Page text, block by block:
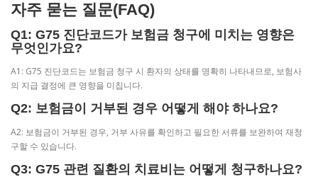
자주 묻는 질문(FAQ)
Q1: G75 진단코드가 보험금 청구에 미치는 영향은
무엇인가요?
A1: G75 진단코드는 보험금 청구 시 환자의 상태를 명확히 나타내므로, 보험사
의 지급 결정에 큰 영향을 미칩니다.
Q2: 보험금이 거부된 경우 어떻게 해야 하나요?
A2: 보험금이 거부된 경우, 거부 사유를 확인하고 필요한 서류를 보완하여 재청
구할 수 있습니다.
Q3: G75 관련 질환의 치료비는 어떻게 청구하나요?